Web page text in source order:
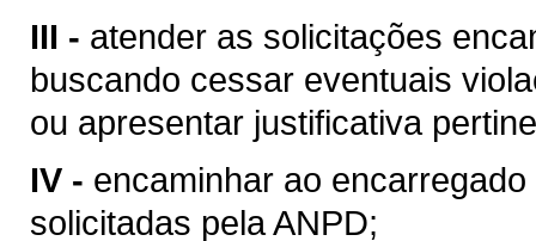
III - atender as solicitações
buscando cessar eventuais
ou apresentar justificativa
IV - encaminhar ao
solicitadas pela ANPD;